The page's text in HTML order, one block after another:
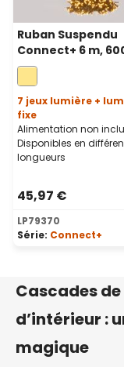
Ruban Suspendu
Connect+ 6 m,
blanc chaud,
7 jeux lumière +
fixe
Alimentation non
Disponibles en
longueurs
45,97 €
LP79370
Série: Connect+
Cascades
d’intérieur :
magique